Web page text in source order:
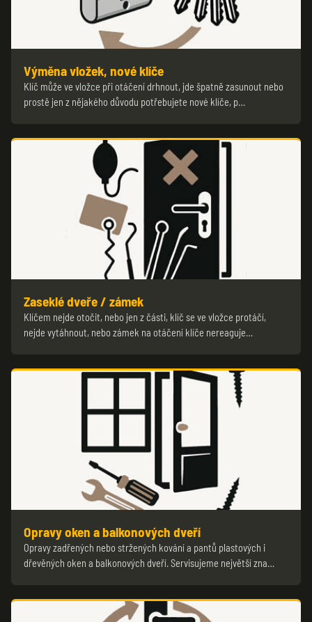
Výměna vložek, nové klíče
Klíč může ve vložce při otáčení drhnout, jde špatně zasunout nebo
prostě jen z nějakého důvodu potřebujete nové klíče, p…
Zaseklé dveře / zámek
Klíčem nejde otočit, nebo jen z části, klíč se ve vložce protáčí,
nejde vytáhnout, nebo zámek na otáčení klíče nereaguje…
Opravy oken a balkonových dveří
Opravy zadřených nebo stržených kování a pantů plastových i
dřevěných oken a balkonových dveří. Servisujeme největší zna…